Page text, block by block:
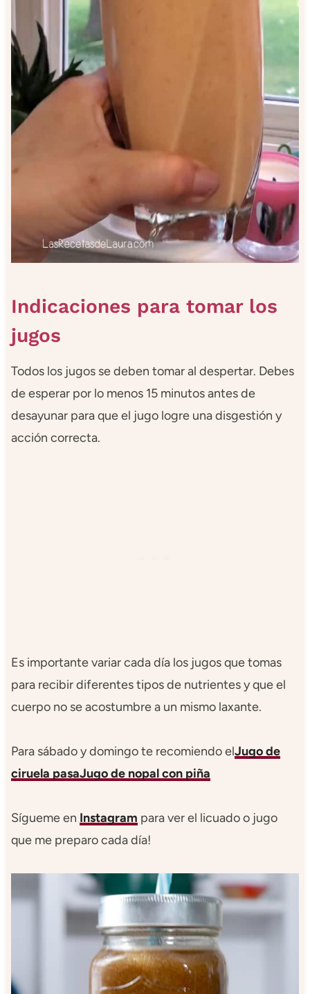
Indicaciones para tomar los
jugos
Todos los jugos se deben tomar al despertar. Debes
de esperar por lo menos 15 minutos antes de
desayunar para que el jugo logre una disgestión y
acción correcta.
Es importante variar cada día los jugos que tomas
para recibir diferentes tipos de nutrientes y que el
cuerpo no se acostumbre a un mismo laxante.
Para sábado y domingo te recomiendo elJugo de
ciruela pasaJugo de nopal con piña
Sígueme en Instagram para ver el licuado o jugo
que me preparo cada día!